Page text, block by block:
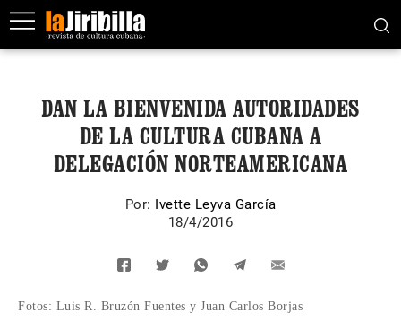
DAN LA BIENVENIDA AUTORIDADES
DE LA CULTURA CUBANA A
DELEGACIÓN NORTEAMERICANA
Por: Ivette Leyva García
18/4/2016
Fotos: Luis R. Bruzón Fuentes y Juan Carlos Borjas